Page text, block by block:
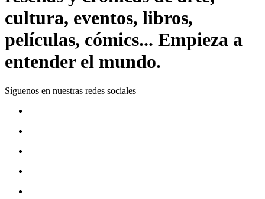
cultura, eventos, libros,
películas, cómics... Empieza a
entender el mundo.
Síguenos en nuestras redes sociales